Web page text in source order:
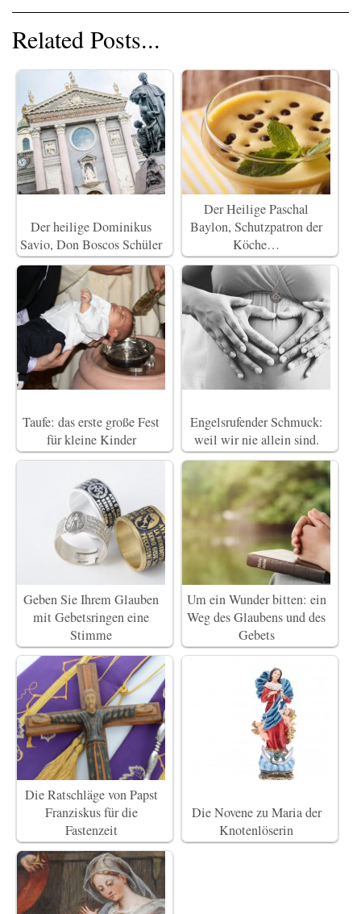
Related Posts...
Der heilige Dominikus
Savio, Don Boscos Schüler
Der Heilige Paschal
Baylon, Schutzpatron der
Köche…
Taufe: das erste große Fest
für kleine Kinder
Engelsrufender Schmuck:
weil wir nie allein sind.
Geben Sie Ihrem Glauben
mit Gebetsringen eine
Stimme
Um ein Wunder bitten: ein
Weg des Glaubens und des
Gebets
Die Ratschläge von Papst
Franziskus für die
Fastenzeit
Die Novene zu Maria der
Knotenlöserin